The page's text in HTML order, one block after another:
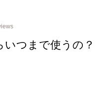
つまで使うの？